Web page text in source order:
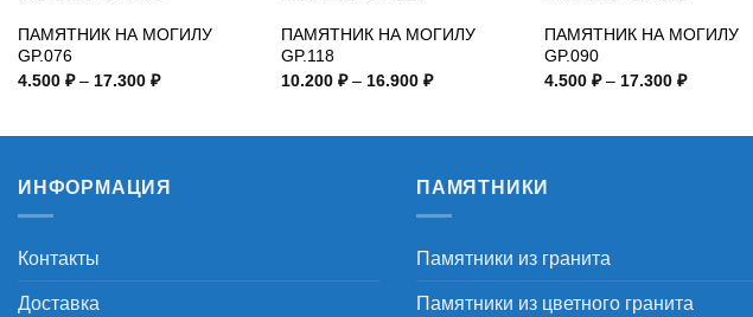
ПАМЯТНИК НА МОГИЛУ
GP.076
4.500 ₽ – 17.300 ₽Диапазон
ПАМЯТНИК НА МОГИЛУ
GP.118
10.200₽ – 16.900₽Диапазон
ПАМЯТНИК НА МОГИЛУ
GP.090
4.500₽ – 17.300₽Диапазон
ИНФОРМАЦИЯ
Контакты
Доставка
ПАМЯТНИКИ
Памятники из гранита
Памятники из цветного гранита